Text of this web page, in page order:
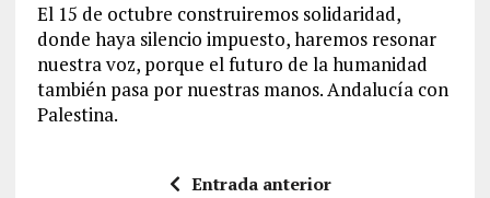
El 15 de octubre construiremos solidaridad,
donde haya silencio impuesto, haremos resonar
nuestra voz, porque el futuro de la humanidad
también pasa por nuestras manos. Andalucía con
Palestina.
Entrada anterior